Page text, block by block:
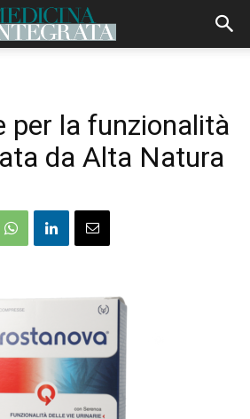
per la funzionalità
da Alta Natura